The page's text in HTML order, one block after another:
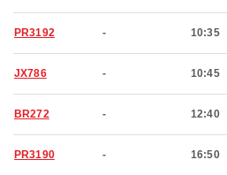
PR3192 - 10:35
JX786 - 10:45
BR272 - 12:40
PR3190 - 16:50